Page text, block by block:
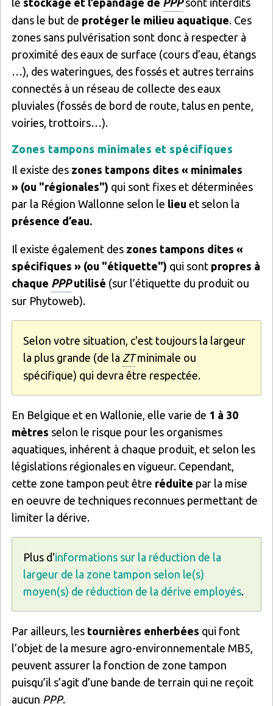
dans le but de protéger le milieu aquatique. Ces
zones sans pulvérisation sont donc à respecter à
proximité des eaux de surface (cours d’eau, étangs
…), des wateringues, des fossés et autres terrains
connectés à un réseau de collecte des eaux
pluviales (fossés de bord de route, talus en pente,
voiries, trottoirs…).
Zones tampons minimales et spécifiques
Il existe des zones tampons dites « minimales
» (ou "régionales") qui sont fixes et déterminées
par la Région Wallonne selon le lieu et selon la
présence d’eau.
Il existe également des zones tampons dites «
spécifiques » (ou "étiquette") qui sont propres à
chaque PPPutilisé (sur l’étiquette du produit ou
sur Phytoweb).
Selon votre situation, c'est toujours la largeur
la plus grande (de la ZTminimale ou
spécifique) qui devra être respectée.
En Belgique et en Wallonie, elle varie de 1 à 30
mètres selon le risque pour les organismes
aquatiques, inhérent à chaque produit, et selon les
législations régionales en vigueur. Cependant,
cette zone tampon peut être réduite par la mise
en oeuvre de techniques reconnues permettant de
limiter la dérive.
Plus d'informations sur la réduction de la
largeur de la zone tampon selon le(s)
moyen(s) de réduction de la dérive employés.
Par ailleurs, les tournières enherbées qui font
l’objet de la mesure agro-environnementale MB5,
peuvent assurer la fonction de zone tampon
puisqu’il s’agit d’une bande de terrain qui ne reçoit
aucun PPP.